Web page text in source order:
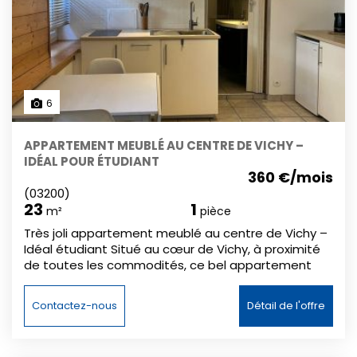
6
APPARTEMENT MEUBLÉ AU CENTRE DE VICHY –
IDÉAL POUR ÉTUDIANT
360 €/mois
(03200)
23 m² 1 pièce
Très joli appartement meublé au centre de Vichy –
Idéal étudiant Situé au cœur de Vichy, à proximité
de toutes les commodités, ce bel appartement
meublé est parfait pour un étudiant. Entièrement
rénové à neuf, il offre un cadre cosy et moderne,
aménagé avec beaucoup de goût. La résidence
est bien entretenue, avec des charges faibles, pour
Contactez-nous Détail de l'offre